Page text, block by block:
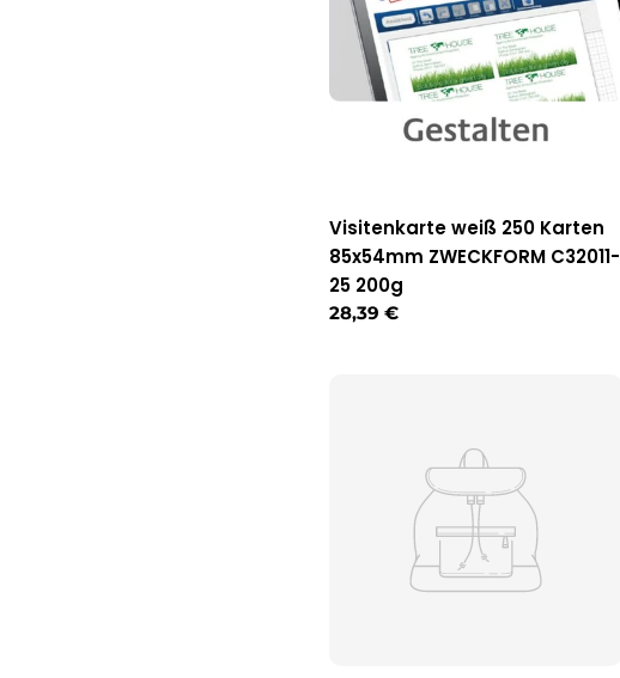
Visitenkarte weiß 250 Karten
85x54mm ZWECKFORM C32011-
25 200g
Regulärer
28,39 €